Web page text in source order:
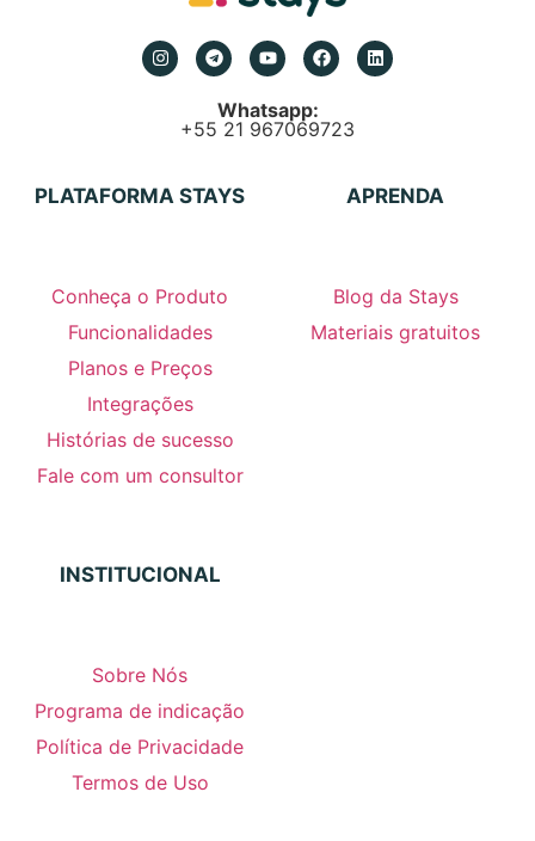
Whatsapp:
+55 21 967069723
PLATAFORMA STAYS
Conheça o Produto
Funcionalidades
Planos e Preços
Integrações
Histórias de sucesso
Fale com um consultor
APRENDA
Blog da Stays
Materiais gratuitos
INSTITUCIONAL
Sobre Nós
Programa de indicação
Política de Privacidade
Termos de Uso